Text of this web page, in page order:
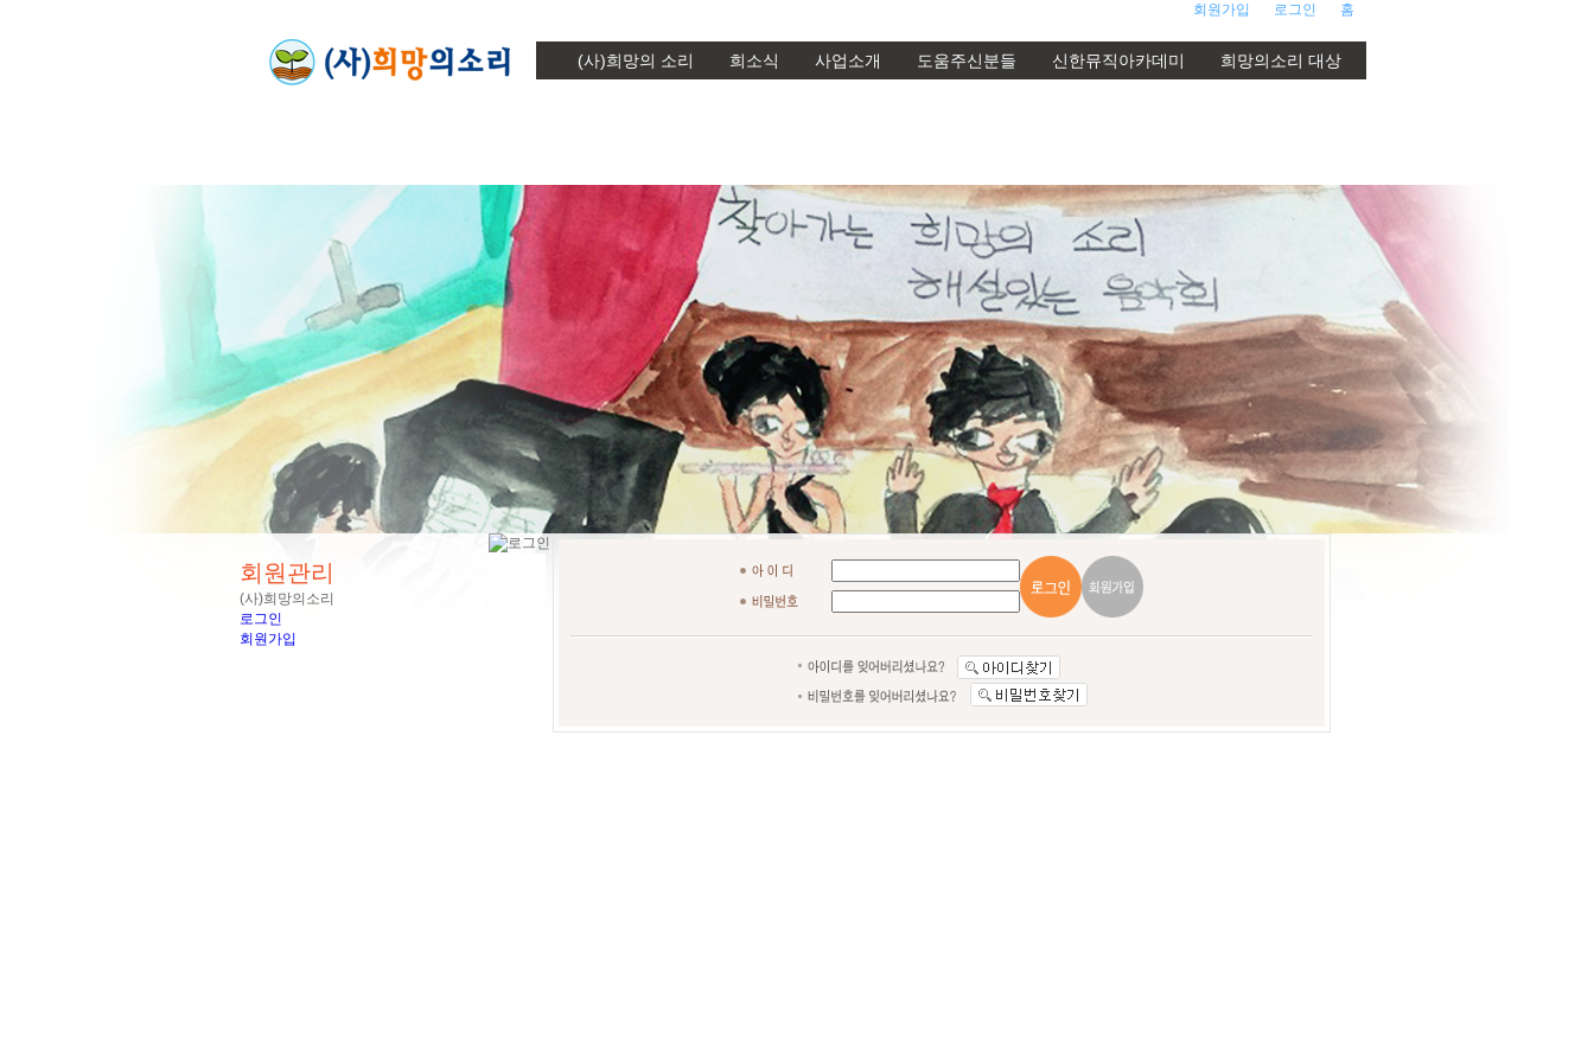
홈
로그인
회원가입
(사)희망의 소리 희소식 사업소개 도움주신분들 신한뮤직아카데미 희망의소리 대상
회원관리
(사)희망의소리
로그인
회원가입